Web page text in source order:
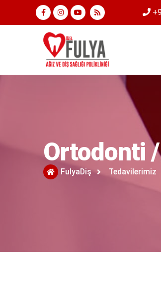
Ortodonti
FulyaDiş Tedavilerimiz